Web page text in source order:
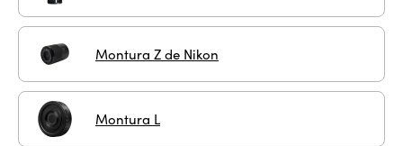
Montura Z de Nikon
Montura L